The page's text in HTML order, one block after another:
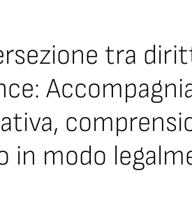
tra
in modo